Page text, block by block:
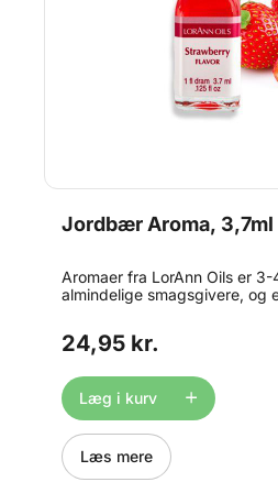
Jordbær Aroma,
Aromaer fra LorAnn Oils er
almindelige smagsgivere, og
Kan også bruges til
vi at du benytter engang-
dosere med. Gluten og
24,95 kr.
Læg i kurv
Læs mere